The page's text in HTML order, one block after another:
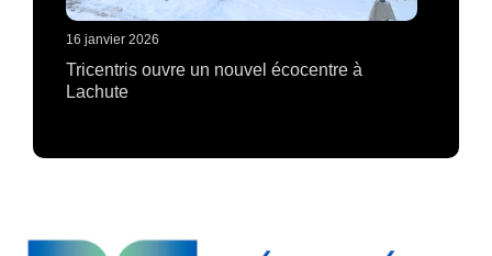
16 janvier 2026
Tricentris ouvre un nouvel écocentre à
Lachute